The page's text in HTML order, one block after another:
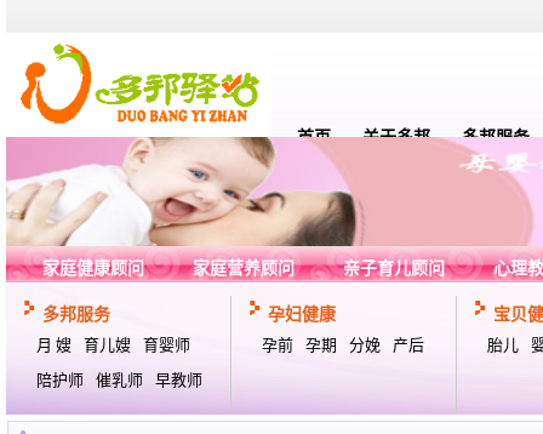
首页 关于多邦 多邦服务
家庭健康顾问 家庭营养顾问 亲子育儿顾问 心理
多邦服务
月 嫂
育儿嫂
育婴师
陪护师
催乳师 早教师
孕妇健康
孕前
孕期 分娩 产后
宝贝
胎儿